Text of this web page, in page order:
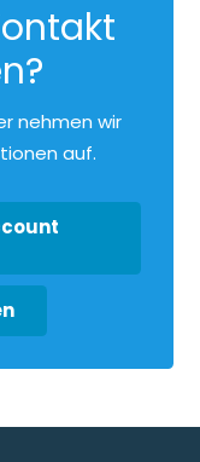
nehmen wir
auf.